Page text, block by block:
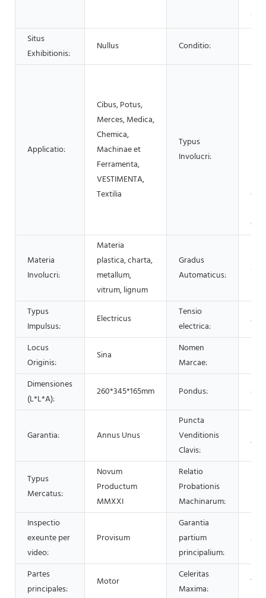
Situs
Exhibitionis:
Nullus Conditio:
Applicatio:
Cibus, Potus,
Merces, Medica,
Chemica,
Machinae et
Ferramenta,
VESTIMENTA,
Textilia
Typus
Involucri:
Materia
Involucri:
Materia
plastica, charta,
metallum,
vitrum, lignum
Gradus
Automaticus:
Typus
Impulsus:
Electricus
Tensio
electrica:
Locus
Originis:
Sina
Nomen
Marcae:
Dimensiones
(L*L*A):
260*345*165mm Pondus: 4
Garantia: Annus Unus
Puncta
Venditionis
Clavis:
Typus
Mercatus:
Novum
Productum
MMXXI
Relatio
Probationis
Machinarum:
Inspectio
exeunte per
video:
Provisum
Garantia
partium
principalium:
Partes
principales:
Motor
Celeritas
Maxima: